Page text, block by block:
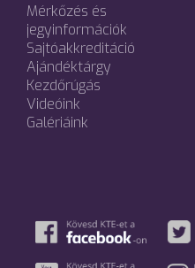
Mérkőzés és
jegyinformációk
Sajtóakkreditáció
Ajándéktárgy
Kezdőrúgás
Videóink
Galériáink